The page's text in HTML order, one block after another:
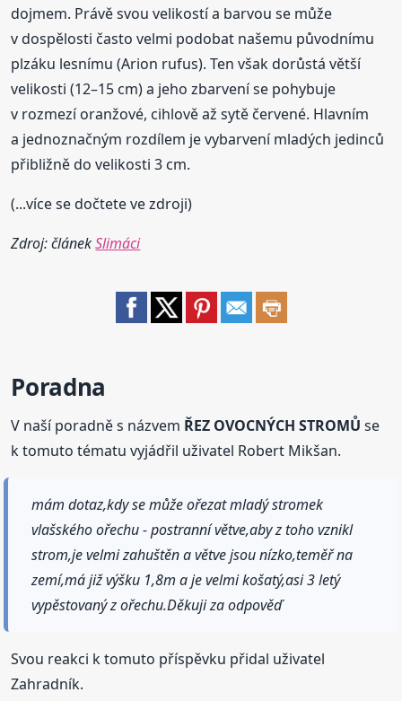
dojmem. Právě svou velikostí a barvou se může
v dospělosti často velmi podobat našemu původnímu
plzáku lesnímu (Arion rufus). Ten však dorůstá větší
velikosti (12–15 cm) a jeho zbarvení se pohybuje
v rozmezí oranžové, cihlově až sytě červené. Hlavním
a jednoznačným rozdílem je vybarvení mladých jedinců
přibližně do velikosti 3 cm.
(...více se dočtete ve zdroji)
Zdroj: článekSlimáci
Poradna
V naší poradně s názvem ŘEZ OVOCNÝCH STROMŮ se
k tomuto tématu vyjádřil uživatel Robert Mikšan.
mám dotaz,kdy se může ořezat mladý stromek
vlašského ořechu - postranní větve,aby z toho vznikl
strom,je velmi zahuštěn a větve jsou nízko,teměř na
zemí,má již výšku 1,8m a je velmi košatý,asi 3 letý
vypěstovaný z ořechu.Děkuji za odpověď
Svou reakci k tomuto příspěvku přidal uživatel
Zahradník.